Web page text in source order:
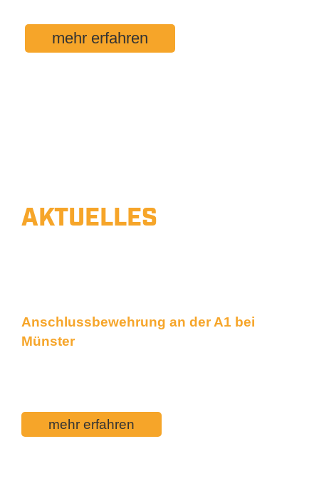
mehr erfahren
AKTUELLES
Anschlussbewehrung an der A1 bei
Münster
mehr erfahren